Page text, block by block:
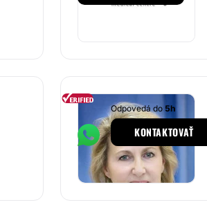
Odpovedá do 5h
KONTAKTOVAŤ